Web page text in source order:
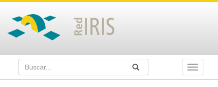
Buscar Enviar
Buscar
Toggle